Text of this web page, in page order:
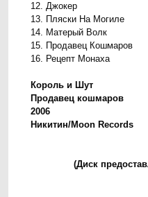
12. Джокер
13. Пляски На Могиле
14. Матерый Волк
15. Продавец Кошмаров
16. Рецепт Монаха
Король и Шут
Продавец кошмаров
2006
Никитин/Moon Records
(Диск